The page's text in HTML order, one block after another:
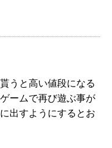
うと高い値段になる
ームで再び遊ぶ事が
出すようにするとお